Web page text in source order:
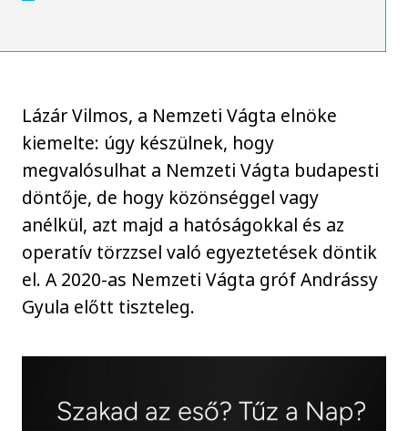
Lázár Vilmos, a Nemzeti Vágta elnöke
kiemelte: úgy készülnek, hogy
megvalósulhat a Nemzeti Vágta budapesti
döntője, de hogy közönséggel vagy
anélkül, azt majd a hatóságokkal és az
operatív törzzsel való egyeztetések döntik
el. A 2020-as Nemzeti Vágta gróf Andrássy
Gyula előtt tiszteleg.